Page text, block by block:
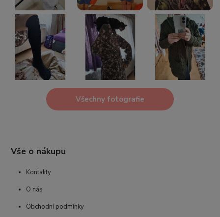
Všechny fotografie
Vše o nákupu
Kontakty
O nás
Obchodní podmínky